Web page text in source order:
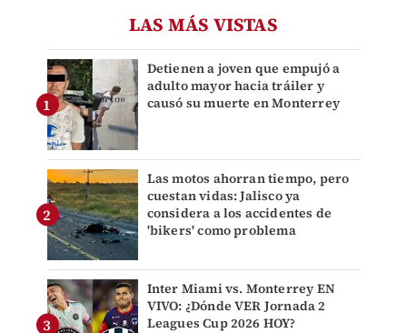
LAS MÁS VISTAS
Detienen a joven que empujó a
adulto mayor hacia tráiler y
causó su muerte en Monterrey
Las motos ahorran tiempo, pero
cuestan vidas: Jalisco ya
considera a los accidentes de
'bikers' como problema
Inter Miami vs. Monterrey EN
VIVO: ¿Dónde VER Jornada 2
Leagues Cup 2026 HOY?